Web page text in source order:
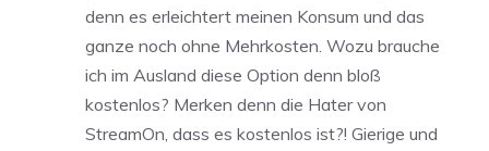
denn es erleichtert meinen Konsum und das
ganze noch ohne Mehrkosten. Wozu brauche
ich im Ausland diese Option denn bloß
kostenlos? Merken denn die Hater von
StreamOn, dass es kostenlos ist?! Gierige und